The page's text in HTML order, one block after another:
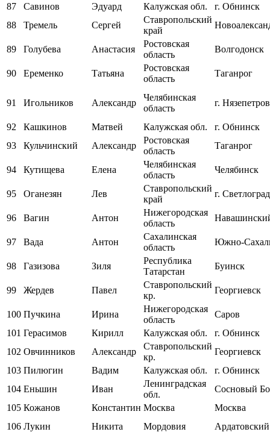
87
Савинов Эдуард Калужская обл.
г. Обнинск
88
Тремель Сергей
Ставропольский
край
89 Голубева Анастасия
Ростовская
область
Волгодонск
90 Еременко Татьяна
Ростовская
область
Таганрог
91 Игольников Александр
Челябинская
область
г.
92 Кашкинов Матвей Калужская обл.
г. Обнинск
93
Кульчинский Александр
Ростовская
область
Таганрог
94 Кутищева Елена
Челябинская
область
Челябинск
95 Оганезян Лев
Ставропольский
край
г. Светлоград
96 Вагин Антон
Нижегородская
область
97 Вада Антон
Сахалинская
область
Южно-
98 Газизова Зиля
Республика
Татарстан
Буинск
99 Жердев Павел
Ставропольский
кр.
Георгиевск
100 Пучкина Ирина
Нижегородская
область
Саров
101 Герасимов Кирилл Калужская обл.
г. Обнинск
102 Овчинников Александр
Ставропольский
кр.
Георгиевск
103 Пилюгин Вадим Калужская обл.
г. Обнинск
104 Еньшин Иван
Ленинградская
обл.
Сосновый
105 Кожанов Константин Москва
Москва
106 Лукин Никита Мордовия Ардатовский